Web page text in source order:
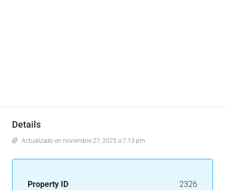
Details
Actualizado en noviembre 27, 2025 a 7:13 pm
Property ID 2326